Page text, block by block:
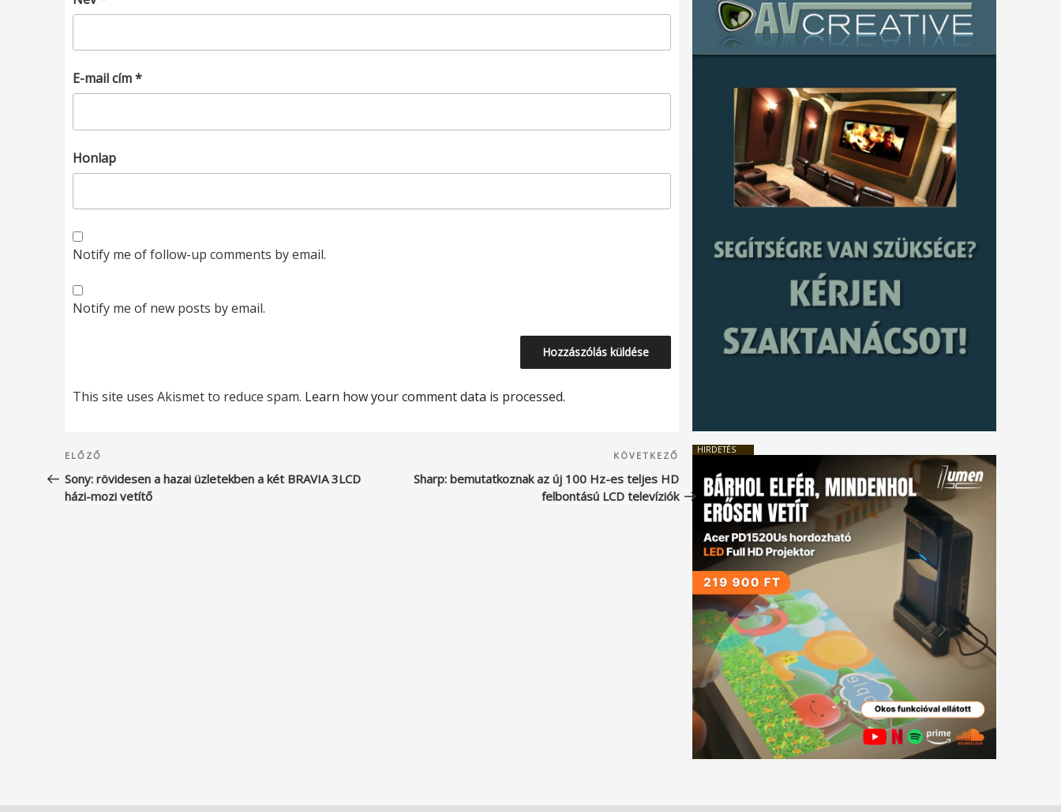
E-mail cím*
Honlap
Notify me of follow-up comments by email.
Notify me of new posts by email.
This site uses Akismet to reduce spam. Learn how your comment data is processed.
Bejegyzés
navigáció
Korábbi
bejegyzés
ELŐZŐ
Sony: rövidesen a hazai üzletekben a két BRAVIA 3LCD
házi-mozi vetítő
Következő
bejegyzés
KÖVETKEZŐ
Sharp: bemutatkoznak az új 100 Hz-es teljes HD
felbontású LCD televíziók
HIRDETÉS